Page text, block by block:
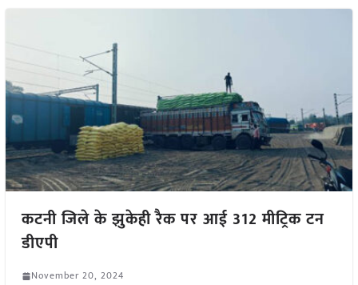
कटनी जिले के झुकेही रैक पर आई 312 मीट्रिक टन
डीएपी
November 20, 2024